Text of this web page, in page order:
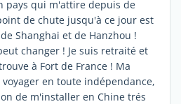
pays qui m'attire depuis de
de chute jusqu'à ce jour est
Shanghai et de Hanzhou !
changer ! Je suis retraité et
à Fort de France ! Ma
en toute indépendance,
de m'installer en Chine trés